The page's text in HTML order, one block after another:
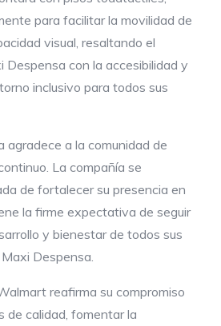
para facilitar la movilidad de
visual, resaltando el
Despensa con la accesibilidad y
inclusivo para todos sus
a la comunidad de
La compañía se
de fortalecer su presencia en
la firme expectativa de seguir
y bienestar de todos sus
Despensa.
reafirma su compromiso
de calidad, fomentar la